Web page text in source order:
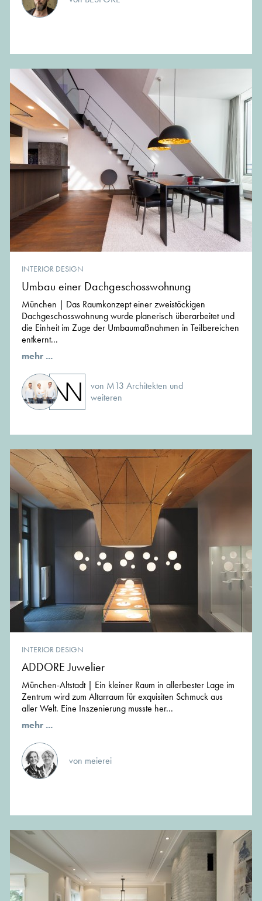
INTERIOR DESIGN
Umbau einer Dachgeschosswohnung
München | Das Raumkonzept einer zweistöckigen
Dachgeschosswohnung wurde planerisch überarbeitet und
die Einheit im Zuge der Umbaumaßnahmen in Teilbereichen
entkernt...
mehr ...
von M13 Architekten und
weiteren
INTERIOR DESIGN
ADDORE Juwelier
München-Altstadt | Ein kleiner Raum in allerbester Lage im
Zentrum wird zum Altarraum für exquisiten Schmuck aus
aller Welt. Eine Inszenierung musste her...
mehr ...
von meierei